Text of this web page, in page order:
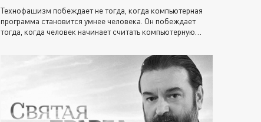
Технофашизм побеждает не тогда, когда компьютерная
программа становится умнее человека. Он побеждает
тогда, когда человек начинает считать компьютерную